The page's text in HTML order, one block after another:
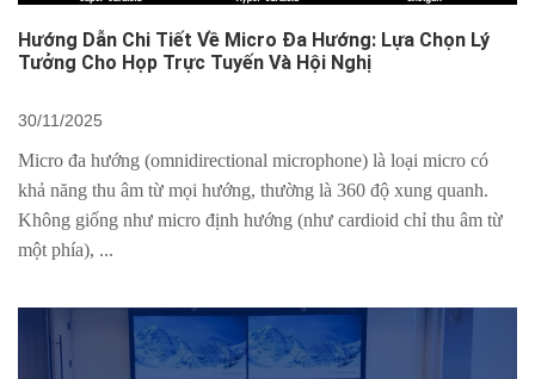
Hướng Dẫn Chi Tiết Về Micro Đa Hướng: Lựa Chọn Lý
Tưởng Cho Họp Trực Tuyến Và Hội Nghị
30/11/2025
Micro đa hướng (omnidirectional microphone) là loại micro có
khả năng thu âm từ mọi hướng, thường là 360 độ xung quanh.
Không giống như micro định hướng (như cardioid chỉ thu âm từ
một phía), ...